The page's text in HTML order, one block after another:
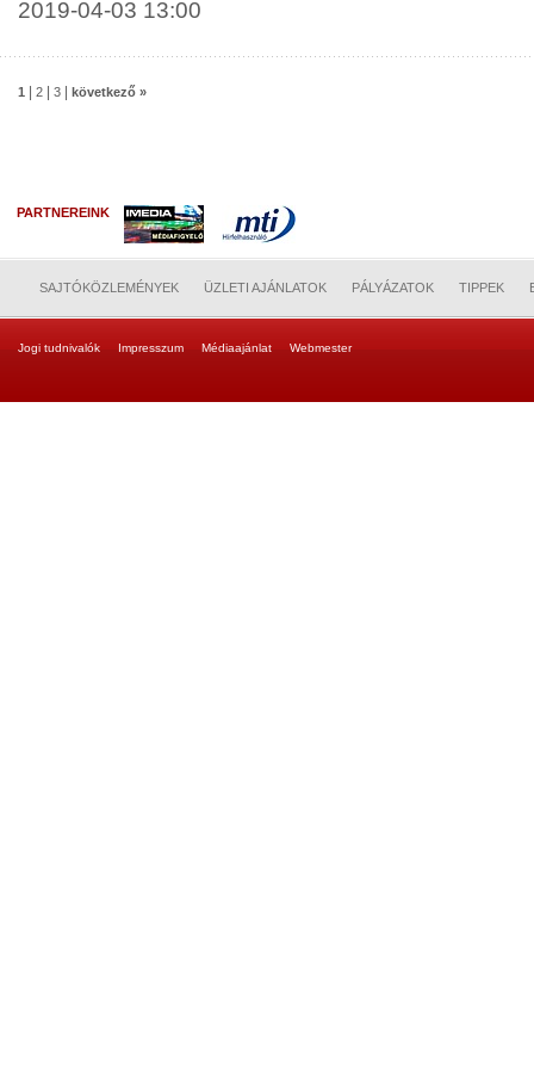
2019-04-03 13:00
1 2 3 következő »
PARTNEREINK
SAJTÓKÖZLEMÉNYEK ÜZLETI AJÁNLATOK PÁLYÁZATOK TIPPEK
Jogi tudnivalók Impresszum Médiaajánlat Webmester